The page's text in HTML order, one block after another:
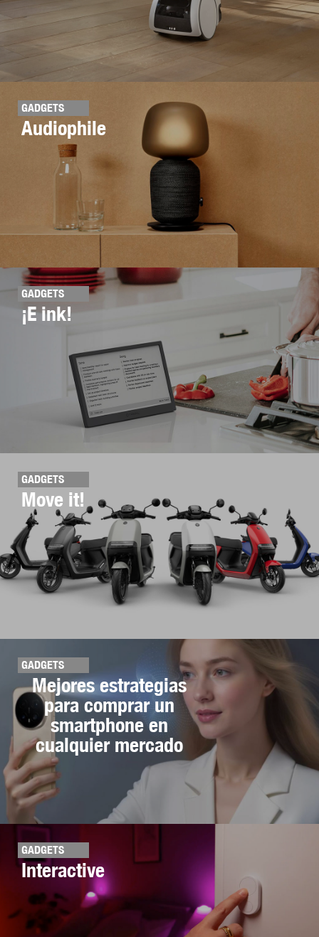
GADGETS
Audiophile
GADGETS
¡E ink!
GADGETS
Move it!
GADGETS
Mejores estrategias
para comprar un
smartphone en
cualquier mercado
GADGETS
Interactive